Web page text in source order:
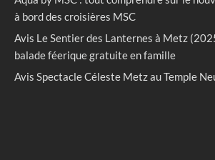
à bord des croisières MSC
Avis Le Sentier des Lanternes à Metz
balade féerique gratuite en famille
Avis Spectacle Céleste Metz au Temple